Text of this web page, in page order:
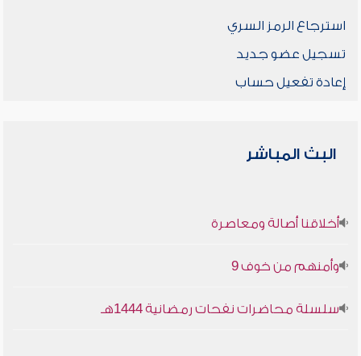
استرجاع الرمز السري
تسجيل عضو جديد
إعادة تفعيل حساب
البث المباشر
أخلاقنا أصالة ومعاصرة
وأمنهم من خوف 9
سلسلة محاضرات نفحات رمضانية 1444هـ